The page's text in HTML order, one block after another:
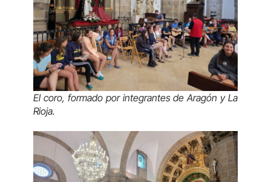
El coro, formado por integrantes de Aragón y La
Rioja.